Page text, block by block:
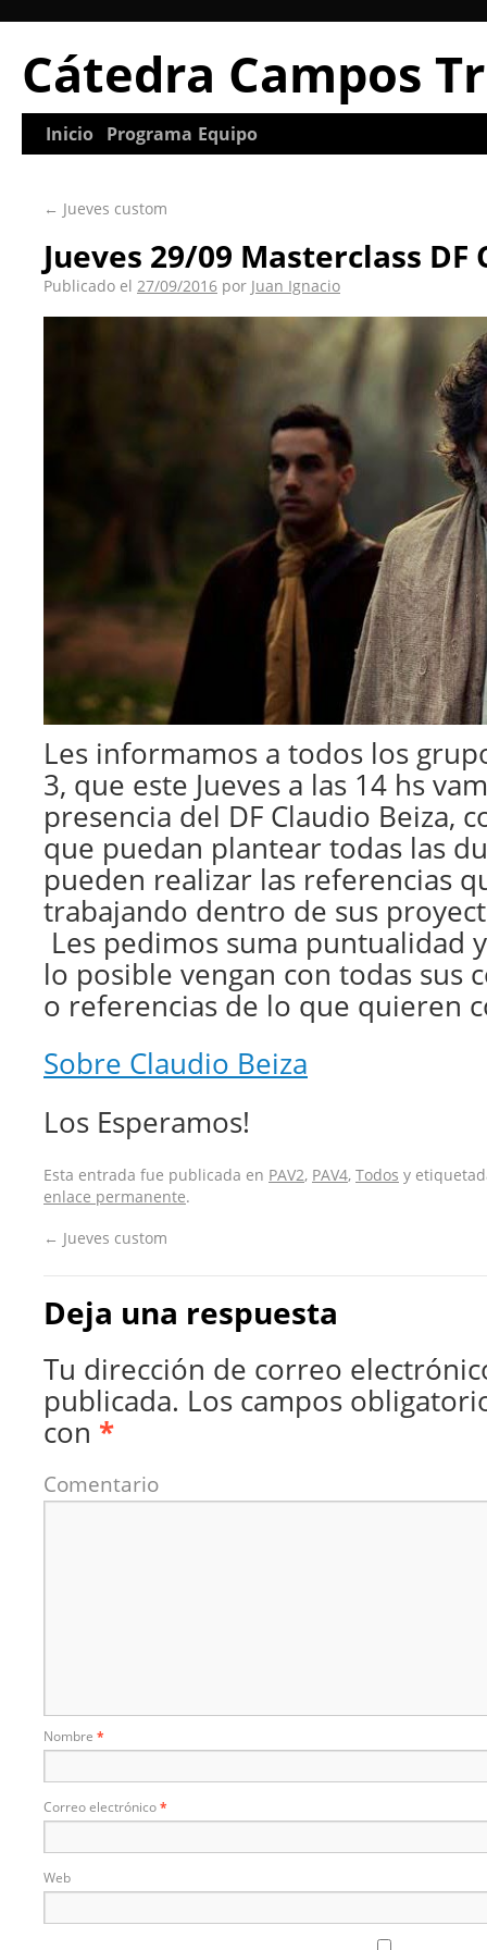
Cátedra Campos
Inicio Programa Equipo
← Jueves custom
Jueves 29/09 Masterclass DF
Publicado el 27/09/2016 por Juan Ignacio
Les informamos a todos los
3, que este Jueves a las 14 hs
presencia del DF Claudio Beiza,
que puedan plantear todas las
pueden realizar las referencias
trabajando dentro de sus
Les pedimos suma puntualidad
lo posible vengan con todas sus
o referencias de lo que quieren
Sobre Claudio Beiza
Los Esperamos!
Esta entrada fue publicada en PAV2, PAV4, Todos y
enlace permanente.
← Jueves custom
Deja una respuesta
Tu dirección de correo
publicada. Los campos
con *
Comentario
Nombre *
Correo electrónico*
Web